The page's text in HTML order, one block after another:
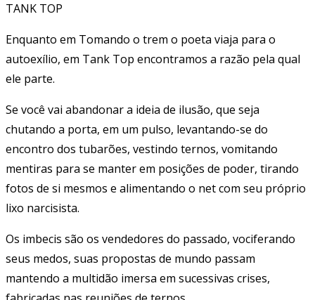
TANK TOP
Enquanto em Tomando o trem o poeta viaja para o
autoexílio, em Tank Top encontramos a razão pela qual
ele parte.
Se você vai abandonar a ideia de ilusão, que seja
chutando a porta, em um pulso, levantando-se do
encontro dos tubarões, vestindo ternos, vomitando
mentiras para se manter em posições de poder, tirando
fotos de si mesmos e alimentando o net com seu próprio
lixo narcisista.
Os imbecis são os vendedores do passado, vociferando
seus medos, suas propostas de mundo passam
mantendo a multidão imersa em sucessivas crises,